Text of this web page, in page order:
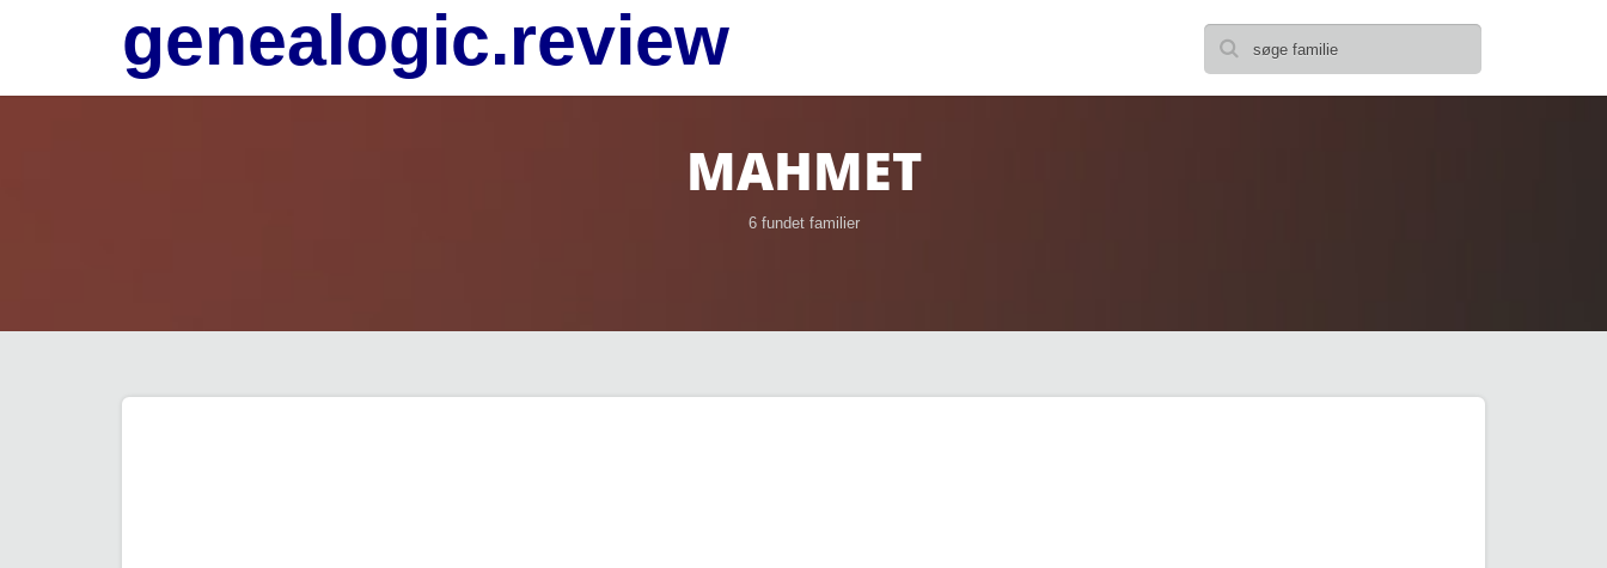
genealogic.review
MAHMET
6 fundet familier